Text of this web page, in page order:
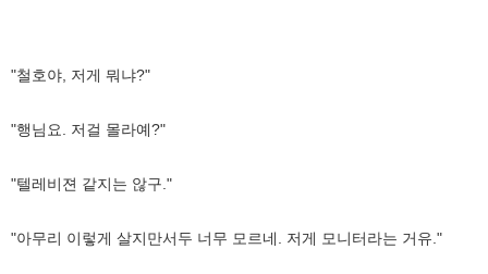
"철호야, 저게 뭐냐?"
"행님요. 저걸 몰라예?"
"텔레비젼 같지는 않구."
"아무리 이렇게 살지만서두 너무 모르네. 저게 모니터라는 거유."